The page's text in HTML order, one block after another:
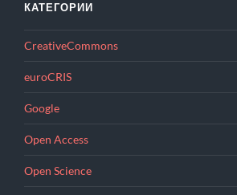
КАТЕГОРИИ
CreativeCommons
euroCRIS
Google
Open Access
Open Science